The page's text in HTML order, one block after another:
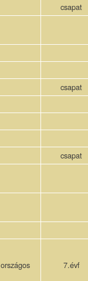
csapat
csapat
csapat
országos 7.évf